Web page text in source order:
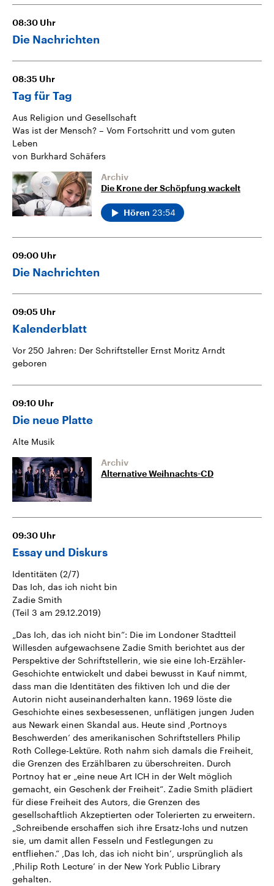
08:30 Uhr
Die Nachrichten
08:35 Uhr
Tag für Tag
Aus Religion und Gesellschaft
Was ist der Mensch? – Vom Fortschritt und vom guten
Leben
von Burkhard Schäfers
Archiv
Die Krone der Schöpfung wackelt
Hören 23:54
09:00 Uhr
Die Nachrichten
09:05 Uhr
Kalenderblatt
Vor 250 Jahren: Der Schriftsteller Ernst Moritz Arndt
geboren
09:10 Uhr
Die neue Platte
Alte Musik
Archiv
Alternative Weihnachts-CD
09:30 Uhr
Essay und Diskurs
Identitäten (2/7)
Das Ich, das ich nicht bin
Zadie Smith
(Teil 3 am 29.12.2019)
„Das Ich, das ich nicht bin“: Die im Londoner Stadtteil
Willesden aufgewachsene Zadie Smith berichtet aus der
Perspektive der Schriftstellerin, wie sie eine Ich-Erzähler-
Geschichte entwickelt und dabei bewusst in Kauf nimmt,
dass man die Identitäten des fiktiven Ich und die der
Autorin nicht auseinanderhalten kann. 1969 löste die
Geschichte eines sexbesessenen, unflätigen jungen Juden
aus Newark einen Skandal aus. Heute sind ,Portnoys
Beschwerden’ des amerikanischen Schriftstellers Philip
Roth College-Lektüre. Roth nahm sich damals die Freiheit,
die Grenzen des Erzählbaren zu überschreiten. Durch
Portnoy hat er „eine neue Art ICH in der Welt möglich
gemacht, ein Geschenk der Freiheit“. Zadie Smith plädiert
für diese Freiheit des Autors, die Grenzen des
gesellschaftlich Akzeptierten oder Tolerierten zu erweitern.
„Schreibende erschaffen sich ihre Ersatz-Ichs und nutzen
sie, um damit allen Fesseln und Festlegungen zu
entfliehen.“ ,Das Ich, das ich nicht bin’, ursprünglich als
,Philip Roth Lecture’ in der New York Public Library
gehalten.